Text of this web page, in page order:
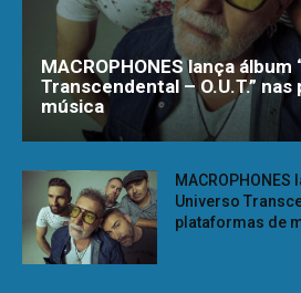
MACROPHONES lança
Transcendental – O.U.T.”
música
Universo
plataformas de